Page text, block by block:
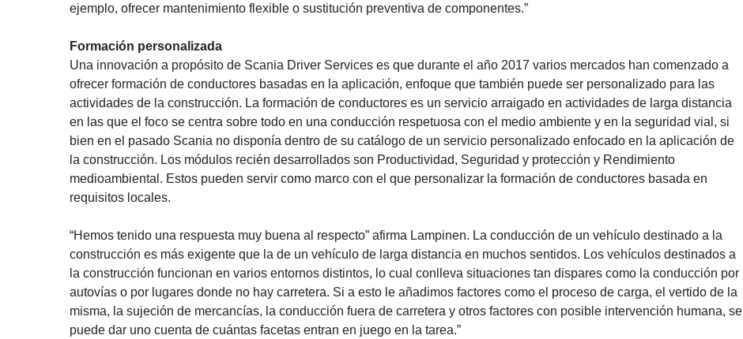
ejemplo, ofrecer mantenimiento flexible o sustitución preventiva de componentes.”
Formación personalizada
Una innovación a propósito de Scania Driver Services es que durante el año 2017 varios mercados han comenzado a
ofrecer formación de conductores basadas en la aplicación, enfoque que también puede ser personalizado para las
actividades de la construcción. La formación de conductores es un servicio arraigado en actividades de larga distancia
en las que el foco se centra sobre todo en una conducción respetuosa con el medio ambiente y en la seguridad vial, si
bien en el pasado Scania no disponía dentro de su catálogo de un servicio personalizado enfocado en la aplicación de
la construcción. Los módulos recién desarrollados son Productividad, Seguridad y protección y Rendimiento
medioambiental. Estos pueden servir como marco con el que personalizar la formación de conductores basada en
requisitos locales.
“Hemos tenido una respuesta muy buena al respecto” afirma Lampinen. La conducción de un vehículo destinado a la
construcción es más exigente que la de un vehículo de larga distancia en muchos sentidos. Los vehículos destinados a
la construcción funcionan en varios entornos distintos, lo cual conlleva situaciones tan dispares como la conducción por
autovías o por lugares donde no hay carretera. Si a esto le añadimos factores como el proceso de carga, el vertido de la
misma, la sujeción de mercancías, la conducción fuera de carretera y otros factores con posible intervención humana, se
puede dar uno cuenta de cuántas facetas entran en juego en la tarea.”